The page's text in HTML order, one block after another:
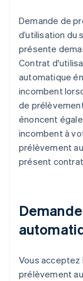
Demande de
d’utilisation
présente
Contrat
automatique
incombent
de
énoncent
incombent à
prélèvement
présent
Vous
prélèvement